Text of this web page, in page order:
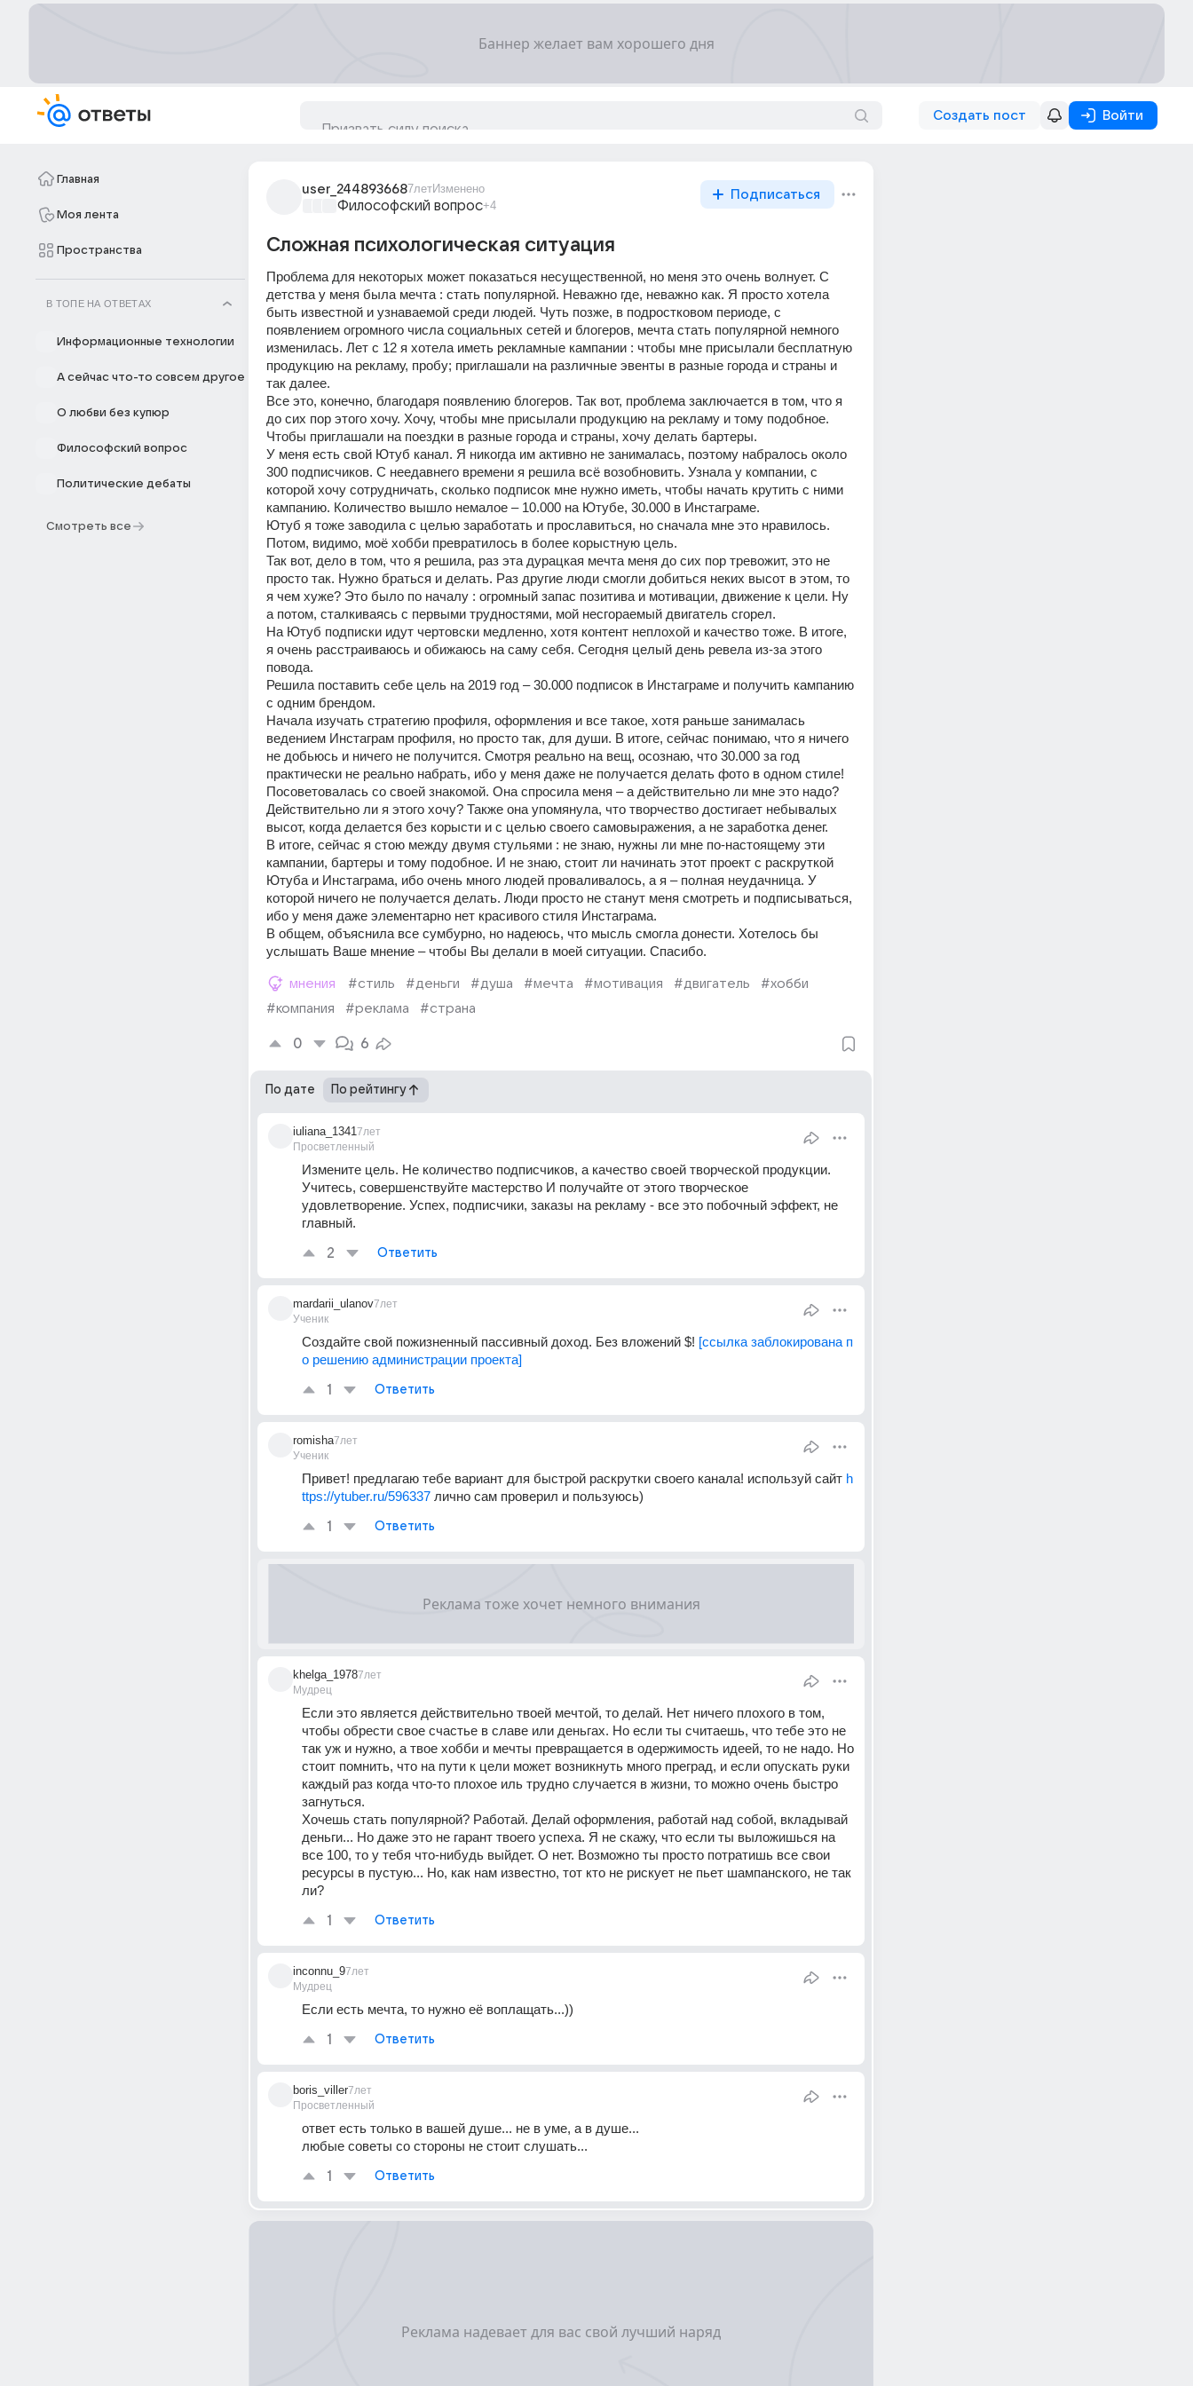
Создать пост Войти
Главная
Моя лента
Пространства
В ТОПЕ НА ОТВЕТАХ
Информационные технологии
А сейчас что-то совсем другое
О любви без купюр
Философский вопрос
Политические дебаты
Смотреть все
user_2448936687летИзменено
Философский вопрос+4
Подписаться
Сложная психологическая ситуация
Проблема для некоторых может показаться несущественной, но меня это очень волнует. С
детства у меня была мечта : стать популярной. Неважно где, неважно как. Я просто хотела
быть известной и узнаваемой среди людей. Чуть позже, в подростковом периоде, с
появлением огромного числа социальных сетей и блогеров, мечта стать популярной немного
изменилась. Лет с 12 я хотела иметь рекламные кампании : чтобы мне присылали бесплатную
продукцию на рекламу, пробу; приглашали на различные эвенты в разные города и страны и
так далее.
Все это, конечно, благодаря появлению блогеров. Так вот, проблема заключается в том, что я
до сих пор этого хочу. Хочу, чтобы мне присылали продукцию на рекламу и тому подобное.
Чтобы приглашали на поездки в разные города и страны, хочу делать бартеры.
У меня есть свой Ютуб канал. Я никогда им активно не занималась, поэтому набралось около
300 подписчиков. С неедавнего времени я решила всё возобновить. Узнала у компании, с
которой хочу сотрудничать, сколько подписок мне нужно иметь, чтобы начать крутить с ними
кампанию. Количество вышло немалое – 10.000 на Ютубе, 30.000 в Инстаграме.
Ютуб я тоже заводила с целью заработать и прославиться, но сначала мне это нравилось.
Потом, видимо, моё хобби превратилось в более корыстную цель.
Так вот, дело в том, что я решила, раз эта дурацкая мечта меня до сих пор тревожит, это не
просто так. Нужно браться и делать. Раз другие люди смогли добиться неких высот в этом, то
я чем хуже? Это было по началу : огромный запас позитива и мотивации, движение к цели. Ну
а потом, сталкиваясь с первыми трудностями, мой несгораемый двигатель сгорел.
На Ютуб подписки идут чертовски медленно, хотя контент неплохой и качество тоже. В итоге,
я очень расстраиваюсь и обижаюсь на саму себя. Сегодня целый день ревела из-за этого
повода.
Решила поставить себе цель на 2019 год – 30.000 подписок в Инстаграме и получить кампанию
с одним брендом.
Начала изучать стратегию профиля, оформления и все такое, хотя раньше занималась
ведением Инстаграм профиля, но просто так, для души. В итоге, сейчас понимаю, что я ничего
не добьюсь и ничего не получится. Смотря реально на вещ, осознаю, что 30.000 за год
практически не реально набрать, ибо у меня даже не получается делать фото в одном стиле!
Посоветовалась со своей знакомой. Она спросила меня – а действительно ли мне это надо?
Действительно ли я этого хочу? Также она упомянула, что творчество достигает небывалых
высот, когда делается без корысти и с целью своего самовыражения, а не заработка денег.
В итоге, сейчас я стою между двумя стульями : не знаю, нужны ли мне по-настоящему эти
кампании, бартеры и тому подобное. И не знаю, стоит ли начинать этот проект с раскруткой
Ютуба и Инстаграма, ибо очень много людей проваливалось, а я – полная неудачница. У
которой ничего не получается делать. Люди просто не станут меня смотреть и подписываться,
ибо у меня даже элементарно нет красивого стиля Инстаграма.
В общем, объяснила все сумбурно, но надеюсь, что мысль смогла донести. Хотелось бы
услышать Ваше мнение – чтобы Вы делали в моей ситуации. Спасибо.
мнения #стиль #деньги #душа #мечта #мотивация #двигатель
#хобби
#компания
#реклама #страна
0 6
По дате По рейтингу
iuliana_1341
Просветленный
7лет
Измените цель. Не количество подписчиков, а качество своей творческой продукции.
Учитесь, совершенствуйте мастерство И получайте от этого творческое
удовлетворение. Успех, подписчики, заказы на рекламу - все это побочный эффект, не
главный.
2 Ответить
mardarii_ulanov
Ученик
7лет
Создайте свой пожизненный пассивный доход. Без вложений $! [ссылка заблокирована п
о решению администрации проекта]
1 Ответить
romisha
Ученик
7лет
Привет! предлагаю тебе вариант для быстрой раскрутки своего канала! используй сайт h
ttps://ytuber.ru/596337 лично сам проверил и пользуюсь)
1 Ответить
khelga_1978
Мудрец
7лет
Если это является действительно твоей мечтой, то делай. Нет ничего плохого в том,
чтобы обрести свое счастье в славе или деньгах. Но если ты считаешь, что тебе это не
так уж и нужно, а твое хобби и мечты превращается в одержимость идеей, то не надо. Но
стоит помнить, что на пути к цели может возникнуть много преград, и если опускать руки
каждый раз когда что-то плохое иль трудно случается в жизни, то можно очень быстро
загнуться.
Хочешь стать популярной? Работай. Делай оформления, работай над собой, вкладывай
деньги... Но даже это не гарант твоего успеха. Я не скажу, что если ты выложишься на
все 100, то у тебя что-нибудь выйдет. О нет. Возможно ты просто потратишь все свои
ресурсы в пустую... Но, как нам известно, тот кто не рискует не пьет шампанского, не так
ли?
1 Ответить
inconnu_9
Мудрец
7лет
Если есть мечта, то нужно её воплащать...))
1 Ответить
boris_viller
Просветленный
7лет
ответ есть только в вашей душе... не в уме, а в душе...
любые советы со стороны не стоит слушать...
1 Ответить